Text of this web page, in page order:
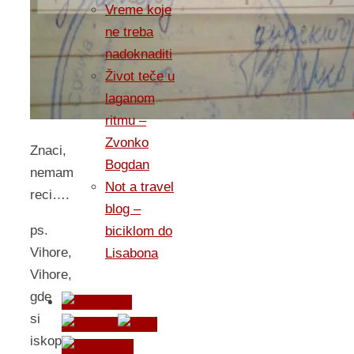
Znaci,
nemam
reci….
ps.
Vihore,
Vihore,
gde
si
iskopao
Vreme koje
ne treba
nadoknaditi
Život teče u
laganom
ritmu –
Zvonko
Bogdan
Not a travel
blog –
biciklom do
Lisabona